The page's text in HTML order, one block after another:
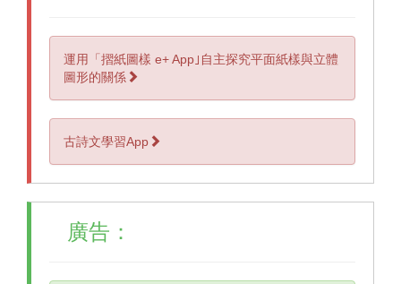
運用「摺紙圖樣 e+ App｣自主探究平面紙樣與立體
圖形的關係
古詩文學習App
廣告：